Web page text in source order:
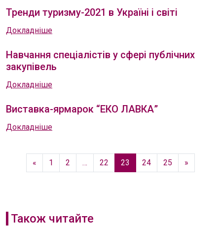
Тренди туризму-2021 в Україні і світі
Докладніше
Навчання спеціалістів у сфері публічних
закупівель
Докладніше
Виставка-ярмарок “ЕКО ЛАВКА”
Докладніше
« 1 2 … 22 23 24 25 »
Також читайте